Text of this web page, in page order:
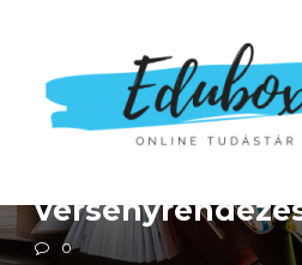
Négyéves gimnázium 1-4 és nyolcéves
Szakközépiskola 1-4
Testnevelés
0